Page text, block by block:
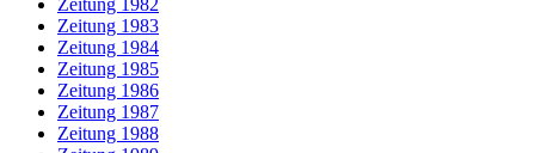
Zeitung 1982
Zeitung 1983
Zeitung 1984
Zeitung 1985
Zeitung 1986
Zeitung 1987
Zeitung 1988